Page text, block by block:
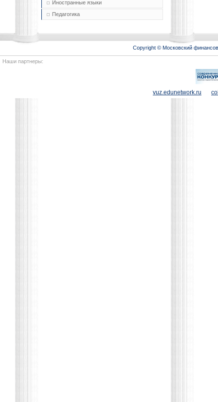
Иностранные языки
Педагогика
Copyright © Московский
Наши партнеры:
vuz.edunetwork.ru